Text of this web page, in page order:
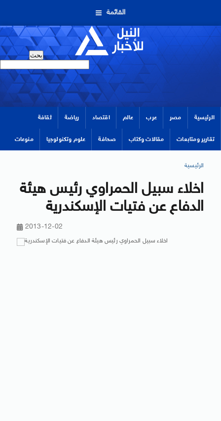
القائمة
الرئيسية مصر عرب عالم اقتصاد رياضة ثقافة
تقارير ومتابعات مقالات وكتاب صحافة علوم وتكنولوجيا منوعات
الرئيسية
اخلاء سبيل الحمراوي رئيس هيئة
الدفاع عن فتيات الإسكندرية
2013-12-02